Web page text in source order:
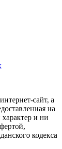
сайт, а
на
и ни
кодекса